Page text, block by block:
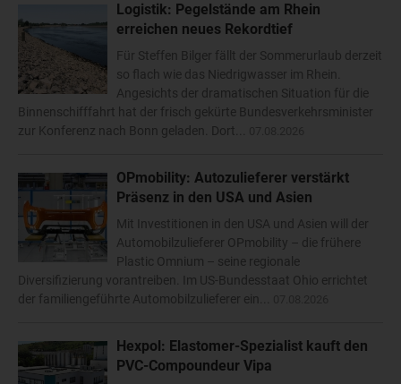
Logistik: Pegelstände am Rhein
erreichen neues Rekordtief
Für Steffen Bilger fällt der Sommerurlaub derzeit
so flach wie das Niedrigwasser im Rhein.
Angesichts der dramatischen Situation für die
Binnenschifffahrt hat der frisch gekürte Bundesverkehrsminister
zur Konferenz nach Bonn geladen. Dort...
OPmobility: Autozulieferer verstärkt
Präsenz in den USA und Asien
Mit Investitionen in den USA und Asien will der
Automobilzulieferer OPmobility – die frühere
Plastic Omnium – seine regionale
Diversifizierung vorantreiben. Im US-Bundesstaat Ohio errichtet
der familiengeführte Automobilzulieferer ein...
Hexpol: Elastomer-Spezialist kauft den
PVC-Compoundeur Vipa